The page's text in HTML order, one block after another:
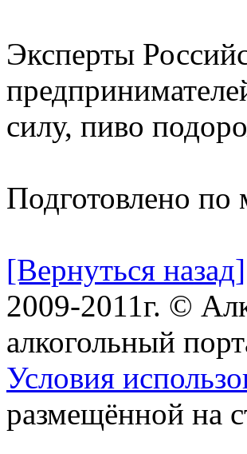
Эксперты
силу, пиво
Подготовлено по
[Вернуться назад]
2009-2011г. ©
алкогольный
Условия
размещённой на